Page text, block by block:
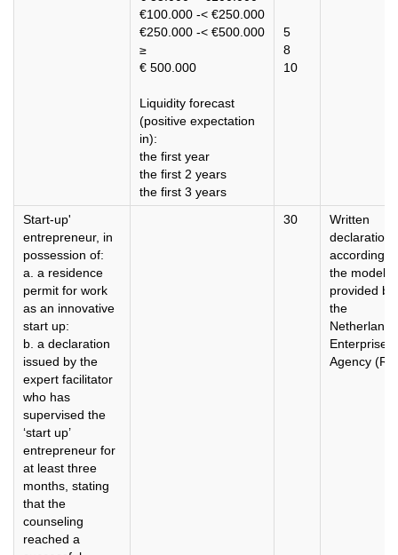
€100.000 -< €250.000
€250.000 -< €500.000
≥
€ 500.000
Liquidity forecast
(positive expectation
in):
the first year
the first 2 years
the first 3 years
5
8
10
Start-up'
entrepreneur, in
possession of:
a. a residence
permit for work
as an innovative
start up:
b. a declaration
issued by the
expert facilitator
who has
supervised the
‘start up’
entrepreneur for
at least three
months, stating
that the
counseling
reached a
30
Written
declaration
according to
the model
provided by
the
Netherlands
Enterprise
Agency